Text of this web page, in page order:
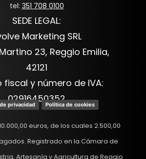
tel: 351 708 0100
SEDE LEGAL:
Marketing SRL
23, Reggio Emilia,
42121
fiscal y número de IVA:
02916450352
privacidad Política de cookies
euros, de los cuales 2.500,00
Registrado en la Cámara de
Artesanía y Agricultura de Reggio